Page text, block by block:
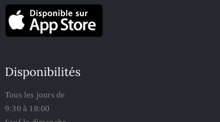
Disponibilités
Tous les jours de
9:30 à 18:00